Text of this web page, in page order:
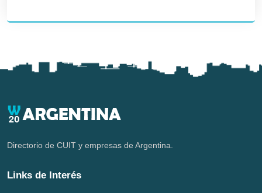
Directorio de CUIT y empresas de Argentina.
Links de Interés